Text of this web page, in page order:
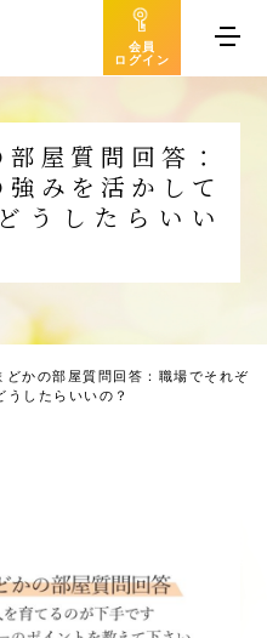
会員
ログイン
屋質問回答：
みを活かして
うしたらいい
どかの部屋質問回答：職場でそれぞ
したらいいの？